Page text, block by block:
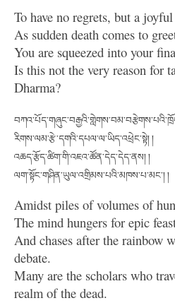
To have no regrets, but a
As sudden death comes to
You are squeezed into your
Is this not the very reason for
Dharma?
རིགས་ལམ་རྩེ་དགའི་དཔལ་ལ་ཡིད་འཕྲེང་སྟེ། །
འཆད་རྩོད་ཚིག་གི་འཇའ་ཚོན་དེད་དེད་ནས། །
ལག་སྟོང་གཤིན་ཡུལ་འགྲིམས་པའི་མཁས་པ་མང་། །
Amidst piles of volumes of
The mind hungers for epic
And chases after the rainbow
debate.
Many are the scholars who
realm of the dead.